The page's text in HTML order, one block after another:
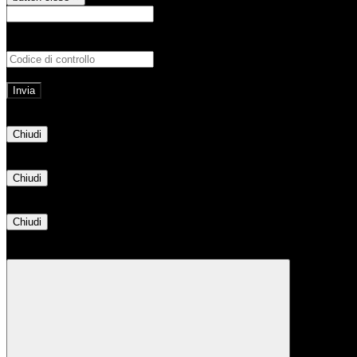
Chiudi
Chiudi
Chiudi